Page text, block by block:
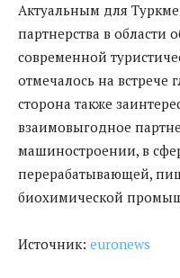
Актуальным для
партнерства в области
современной
отмечалось на встрече
сторона также
взаимовыгодное
машиностроении, в
перерабатывающей,
биохимической
Источник: euronews